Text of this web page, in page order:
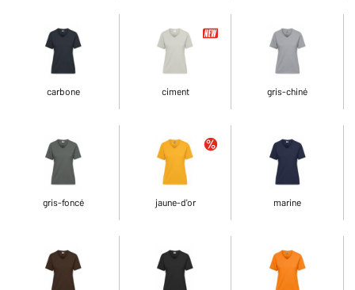
carbone ciment gris-chiné
gris-foncé jaune-d'or marine